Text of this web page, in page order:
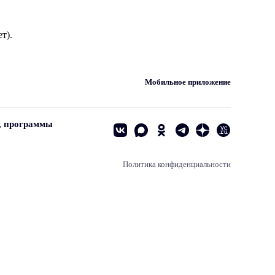
Мобильное приложение
программы
Политика конфиденциальности